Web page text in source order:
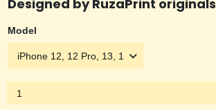
Designed by RuzaPrint originals
Model